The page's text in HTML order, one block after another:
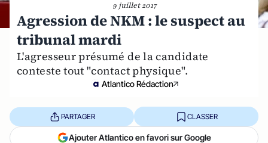
9 juillet 2017
Agression de NKM : le suspect au
tribunal mardi
L'agresseur présumé de la candidate
conteste tout "contact physique".
Atlantico Rédaction
PARTAGER CLASSER
Ajouter Atlantico en favori sur Google